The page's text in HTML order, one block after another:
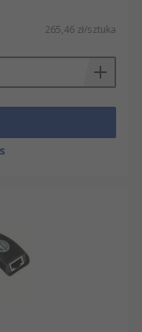
265,46 zł/sztuka